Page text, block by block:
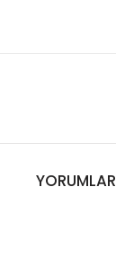
YORUMLAR